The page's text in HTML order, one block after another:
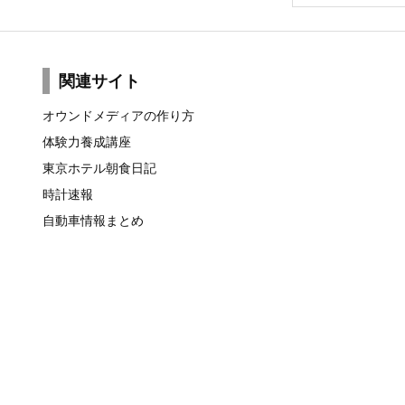
関連サイト
オウンドメディアの作り方
体験力養成講座
東京ホテル朝食日記
時計速報
自動車情報まとめ